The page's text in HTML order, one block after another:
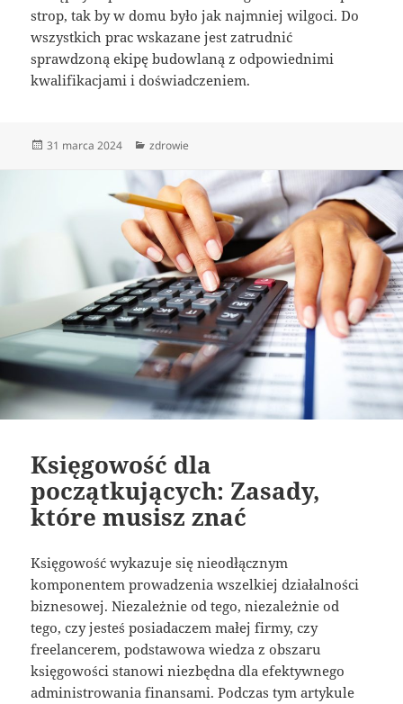
strop, tak by w domu było jak najmniej wilgoci. Do
wszystkich prac wskazane jest zatrudnić
sprawdzoną ekipę budowlaną z odpowiednimi
kwalifikacjami i doświadczeniem.
Data
31 marca 2024 Kategorie
zdrowie
Księgowość dla
początkujących: Zasady,
które musisz znać
Księgowość wykazuje się nieodłącznym
komponentem prowadzenia wszelkiej działalności
biznesowej. Niezależnie od tego, niezależnie od
tego, czy jesteś posiadaczem małej firmy, czy
freelancerem, podstawowa wiedza z obszaru
księgowości stanowi niezbędna dla efektywnego
administrowania finansami. Podczas tym artykule